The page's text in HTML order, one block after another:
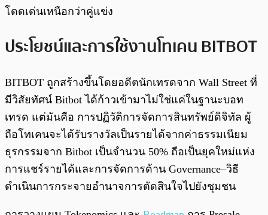
โดดเด่นเหนือกว่าคู่แข่ง
ประโยชน์และการใช้งานโทเคน BITBOT
BITBOT ถูกสร้างขึ้นโดยอดีตนักเทรดจาก Wall Street ที่
มีวิสัยทัศน์ Bitbot ได้ก้าวเข้ามาไม่ใช่แค่ในฐานะบอท
เทรด แต่มันคือ การปฏิวัติการจัดการสินทรัพย์ดิจิทัล ผู้
ถือโทเคนจะได้รับรางวัลเป็นรายได้จากค่าธรรมเนียม
ธุรกรรมจาก Bitbot เป็นจำนวน 50% ถือเป็นยุคใหม่แห่ง
การแชร์รายได้และการจัดการด้าน Governance–วิธี
ดำเนินการกระจายอำนาจการตัดสินใจไปยังชุมชน